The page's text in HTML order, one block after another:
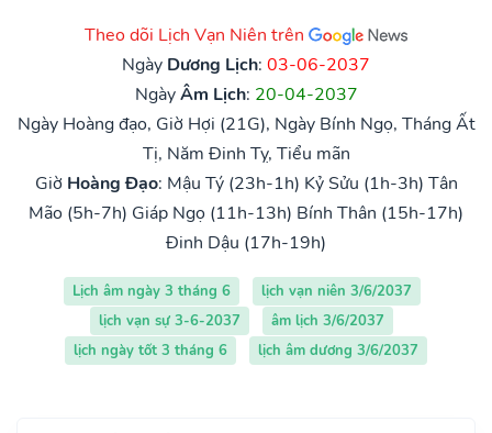
Theo dõi Lịch Vạn Niên trên
Ngày Dương Lịch: 03-06-2037
NgàyÂm Lịch: 20-04-2037
Ngày Hoàng đạo, Giờ Hợi (21G), Ngày Bính Ngọ, Tháng Ất
Tị, Năm Đinh Tỵ, Tiểu mãn
Giờ Hoàng Đạo: Mậu Tý (23h-1h) Kỷ Sửu (1h-3h) Tân
Mão (5h-7h) Giáp Ngọ (11h-13h) Bính Thân (15h-17h)
Đinh Dậu (17h-19h)
Lịch âm ngày 3 tháng 6
lịch vạn niên 3/6/2037
lịch vạn sự 3-6-2037
âm lịch 3/6/2037
lịch ngày tốt 3 tháng 6
lịch âm dương 3/6/2037